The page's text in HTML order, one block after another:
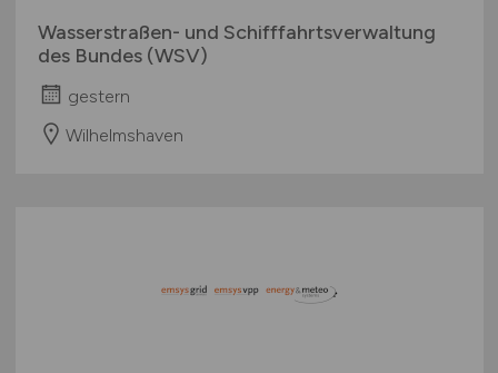
Wasserstraßen- und Schifffahrtsverwaltung
des Bundes (WSV)
gestern
Wilhelmshaven